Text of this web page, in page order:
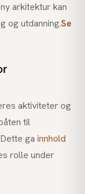
arkitektur kan
og utdanning.Se
aktiviteter og
til
ga innhold
rolle under